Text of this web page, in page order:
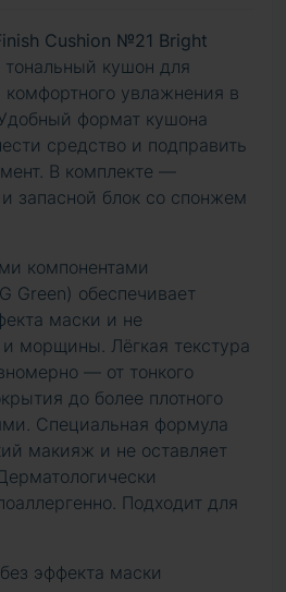
Cushion №21 Bright
кушон для
увлажнения в
формат кушона
средство и подправить
В комплекте —
запасной блок со спонжем
компонентами
Green) обеспечивает
маски и не
морщины. Лёгкая текстура
— от тонкого
до более плотного
Специальная формула
макияж и не оставляет
Подходит для
эффекта маски